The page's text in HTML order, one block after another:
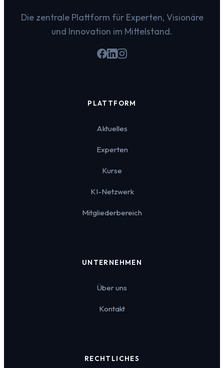
Die zentrale Plattform für Experten, Visionäre
und Innovation im Mittelstand.
PLATTFORM
Aktuelles
Experten
Kurse
KI-Netzwerk
Mitgliederbereich
UNTERNEHMEN
Über uns
Kontakt
RECHTLICHES